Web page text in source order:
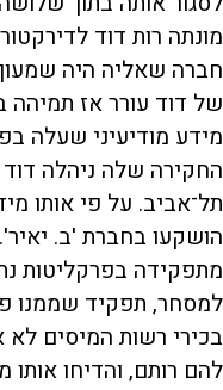
מונתה רות דוד
חברה שאליה היה
של דוד עורר אז
מידע מודיעיני שעלה
החקירה שלה ניהלה
תל־אביב. על פי אותו
הושקעו בחברת 'ב.
מתפקידה בפרקליטות
בכירי רשות המיסים לא
להם רותם, והדיחו אותו